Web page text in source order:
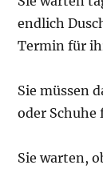
endlich
Termin für
Sie müssen
oder
Sie warten,